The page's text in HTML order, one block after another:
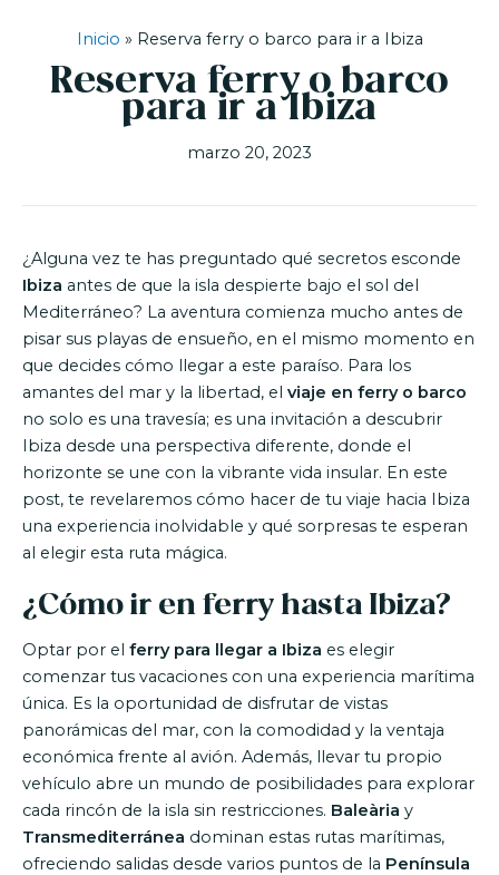
Inicio » Reserva ferry o barco para ir a Ibiza
Reserva ferry o barco
para ir a Ibiza
marzo 20, 2023
¿Alguna vez te has preguntado qué secretos esconde
Ibiza antes de que la isla despierte bajo el sol del
Mediterráneo? La aventura comienza mucho antes de
pisar sus playas de ensueño, en el mismo momento en
que decides cómo llegar a este paraíso. Para los
amantes del mar y la libertad, el viaje en ferry o barco
no solo es una travesía; es una invitación a descubrir
Ibiza desde una perspectiva diferente, donde el
horizonte se une con la vibrante vida insular. En este
post, te revelaremos cómo hacer de tu viaje hacia Ibiza
una experiencia inolvidable y qué sorpresas te esperan
al elegir esta ruta mágica.
¿Cómo ir en ferry hasta Ibiza?
Optar por el ferry para llegar a Ibiza es elegir
comenzar tus vacaciones con una experiencia marítima
única. Es la oportunidad de disfrutar de vistas
panorámicas del mar, con la comodidad y la ventaja
económica frente al avión. Además, llevar tu propio
vehículo abre un mundo de posibilidades para explorar
cada rincón de la isla sin restricciones. Baleària y
Transmediterránea dominan estas rutas marítimas,
ofreciendo salidas desde varios puntos de la Península